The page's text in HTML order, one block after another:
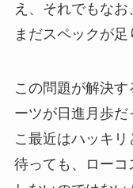
え、それでもな
まだスペックが足
この問題が解決
ーツが日進月歩だ
こ最近はハッキ
待っても、ロー